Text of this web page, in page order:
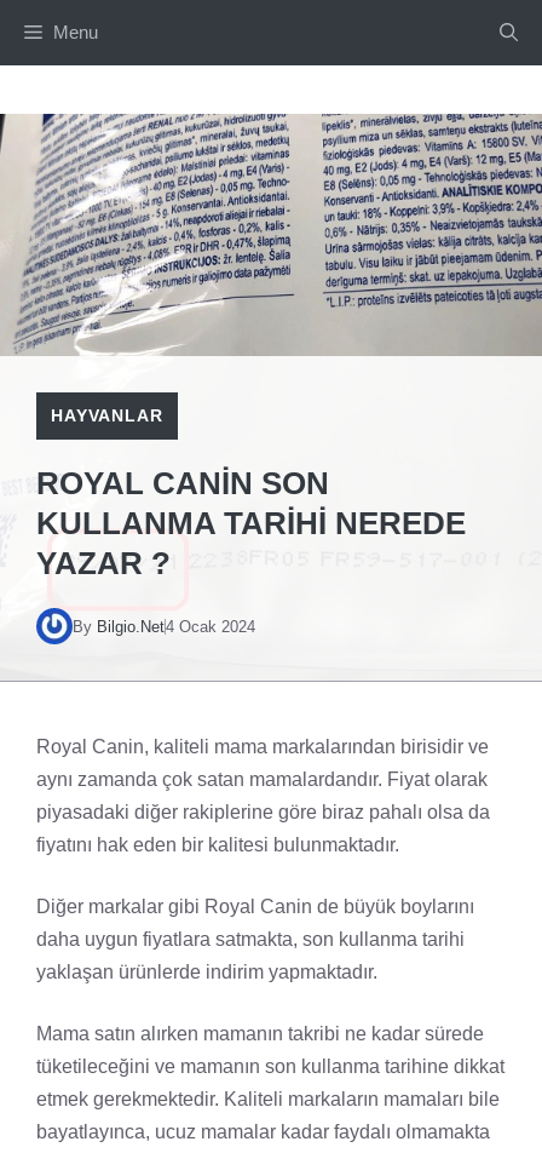
Menu
HAYVANLAR
ROYAL CANIN SON
KULLANMA TARIHI NEREDE
YAZAR ?
By Bilgio.Net4 Ocak 2024
Royal Canin, kaliteli mama markalarından birisidir ve
aynı zamanda çok satan mamalardandır. Fiyat olarak
piyasadaki diğer rakiplerine göre biraz pahalı olsa da
fiyatını hak eden bir kalitesi bulunmaktadır.
Diğer markalar gibi Royal Canin de büyük boylarını
daha uygun fiyatlara satmakta, son kullanma tarihi
yaklaşan ürünlerde indirim yapmaktadır.
Mama satın alırken mamanın takribi ne kadar sürede
tüketileceğini ve mamanın son kullanma tarihine dikkat
etmek gerekmektedir. Kaliteli markaların mamaları bile
bayatlayınca, ucuz mamalar kadar faydalı olmamakta